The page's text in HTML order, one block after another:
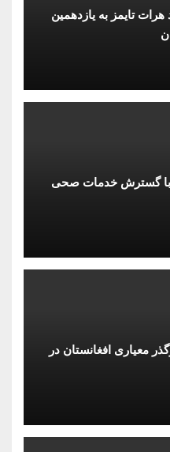
ورود هرات تایمز به یازدهمین
با گسترش خدمات صحی
معیاری افغانستان در